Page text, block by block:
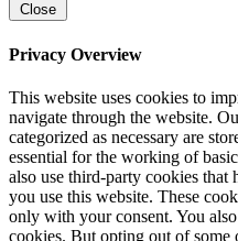
Close
Privacy Overview
This website uses cookies to
navigate through the website.
categorized as necessary are
essential for the working of
also use third-party cookies that
you use this website. These
only with your consent. You
cookies. But opting out of some